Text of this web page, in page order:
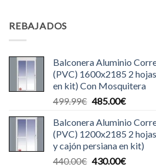
REBAJADOS
Balconera Aluminio
(PVC) 1600x2185 2
en kit) Con Mosquitera
499.99€ El
original
era:
499.99€.
485.00€El
actual
es:
485.00€.
Balconera Aluminio
(PVC) 1200x2185 2
y cajón persiana en kit)
440.00€ El
430.00€El